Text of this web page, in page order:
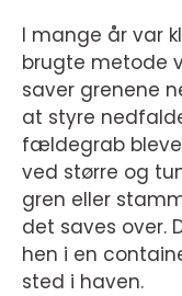
I mange år var
brugte metode
saver grenene
at styre
fældegrab
ved større og
gren eller
det saves over.
hen i en
sted i haven.